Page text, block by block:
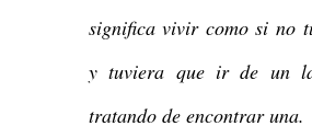
significa vivir como si no
y tuviera que ir de un
tratando de encontrar una.